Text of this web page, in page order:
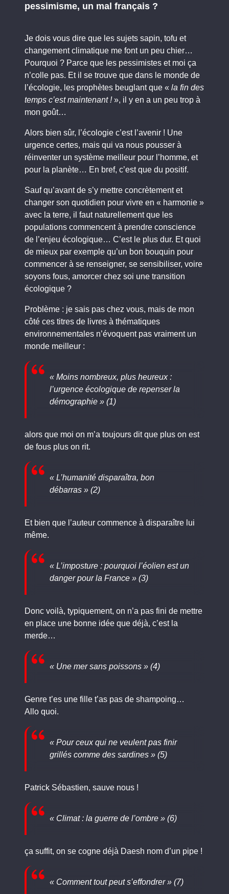
pessimisme, un mal français ?
Je dois vous dire que les sujets sapin, tofu et
changement climatique me font un peu chier…
Pourquoi ? Parce que les pessimistes et moi ça
n’colle pas. Et il se trouve que dans le monde de
l’écologie, les prophètes beuglant que « la fin des
temps c’est maintenant !», il y en a un peu trop à
mon goût…
Alors bien sûr, l’écologie c’est l’avenir ! Une
urgence certes, mais qui va nous pousser à
réinventer un système meilleur pour l’homme, et
pour la planète… En bref, c’est que du positif.
Sauf qu’avant de s’y mettre concrètement et
changer son quotidien pour vivre en « harmonie »
avec la terre, il faut naturellement que les
populations commencent à prendre conscience
de l’enjeu écologique… C’est le plus dur. Et quoi
de mieux par exemple qu’un bon bouquin pour
commencer à se renseigner, se sensibiliser, voire
soyons fous, amorcer chez soi une transition
écologique ?
Problème : je sais pas chez vous, mais de mon
côté ces titres de livres à thématiques
environnementales n’évoquent pas vraiment un
monde meilleur :
« Moins nombreux, plus heureux :
l’urgence écologique de repenser la
démographie » (1)
alors que moi on m’a toujours dit que plus on est
de fous plus on rit.
« L’humanité disparaîtra, bon
débarras » (2)
Et bien que l’auteur commence à disparaître lui
même.
« L’imposture : pourquoi l’éolien est un
danger pour la France » (3)
Donc voilà, typiquement, on n’a pas fini de mettre
en place une bonne idée que déjà, c’est la
merde…
« Une mer sans poissons » (4)
Genre t’es une fille t’as pas de shampoing…
Allo quoi.
« Pour ceux qui ne veulent pas finir
grillés comme des sardines » (5)
Patrick Sébastien, sauve nous !
« Climat : la guerre de l’ombre » (6)
ça suffit, on se cogne déjà Daesh nom d’un pipe !
« Comment tout peut s’effondrer » (7)